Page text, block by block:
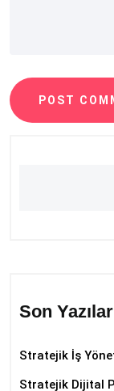
POST
Son Yazılar
Stratejik İş
Stratejik Dijital